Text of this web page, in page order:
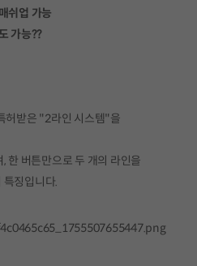
업 가능
가능??
허받은 "2라인 시스템"을
한 버튼만으로 두 개의 라인을
특징입니다.